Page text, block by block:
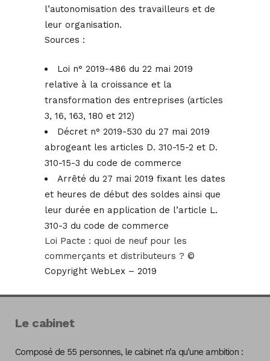
l’autonomisation des travailleurs et de
leur organisation.
Sources :
Loi n° 2019-486 du 22 mai 2019
relative à la croissance et la
transformation des entreprises (articles
3, 16, 163, 180 et 212)
Décret n° 2019-530 du 27 mai 2019
abrogeant les articles D. 310-15-2 et D.
310-15-3 du code de commerce
Arrêté du 27 mai 2019 fixant les dates
et heures de début des soldes ainsi que
leur durée en application de l’article L.
310-3 du code de commerce
Loi Pacte : quoi de neuf pour les
commerçants et distributeurs ? ©
Copyright WebLex – 2019
Le cabinet
Composé de 55 personnes, le cabinet n’a qu’une ambition :